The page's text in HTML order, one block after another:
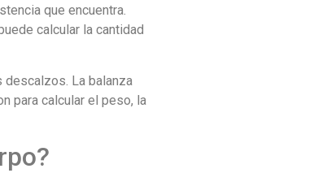
que encuentra.
calcular la cantidad
descalzos. La balanza
para calcular el peso, la